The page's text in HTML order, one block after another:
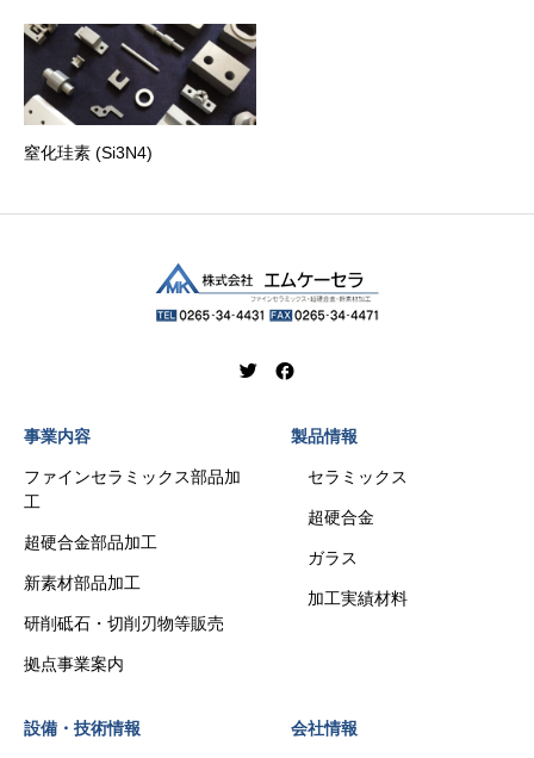
窒化珪素 (Si3N4)
事業内容
ファインセラミックス部品加
工
超硬合金部品加工
新素材部品加工
研削砥石・切削刃物等販売
拠点事業案内
製品情報
セラミックス
超硬合金
ガラス
加工実績材料
設備・技術情報 会社情報